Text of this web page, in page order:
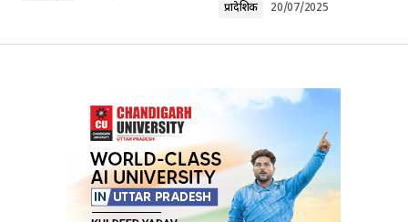
Your E-mail*
Submit Comment
प्रादेशिक 20/07/2025